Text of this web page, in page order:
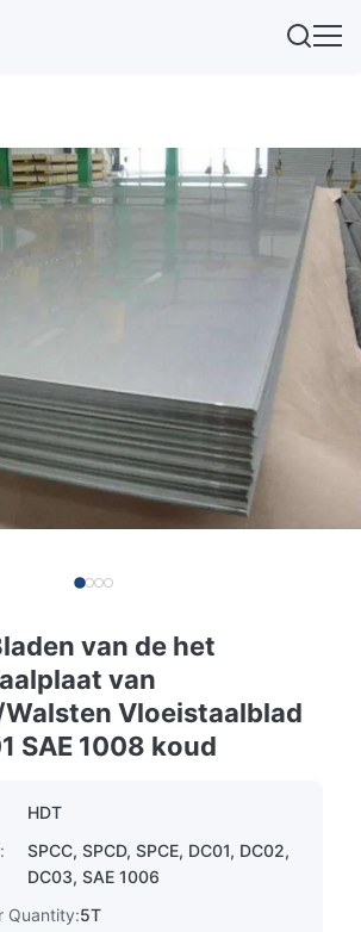
van de het
van
Vloeistaalblad
SAE 1008 koud
HDT
SPCC, SPCD, SPCE, DC01, DC02,
DC03, SAE 1006
Quantity:5T